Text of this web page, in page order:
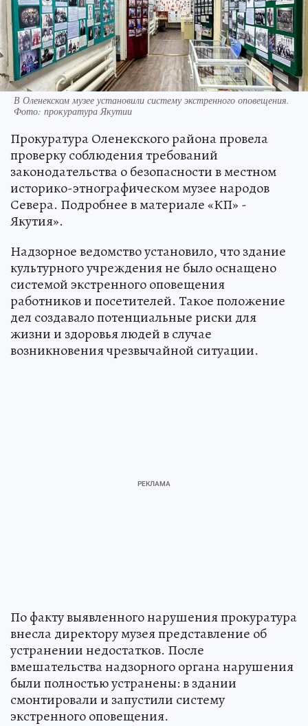
В Оленекском музее установили систему экстренного оповещения.
Фото: прокуратура Якутии
Прокуратура Оленекского района провела
проверку соблюдения требований
законодательства о безопасности в местном
историко-этнографическом музее народов
Севера. Подробнее в материале «КП» -
Якутия».
Надзорное ведомство установило, что здание
культурного учреждения не было оснащено
системой экстренного оповещения
работников и посетителей. Такое положение
дел создавало потенциальные риски для
жизни и здоровья людей в случае
возникновения чрезвычайной ситуации.
По факту выявленного нарушения прокуратура
внесла директору музея представление об
устранении недостатков. После
вмешательства надзорного органа нарушения
были полностью устранены: в здании
смонтировали и запустили систему
экстренного оповещения.